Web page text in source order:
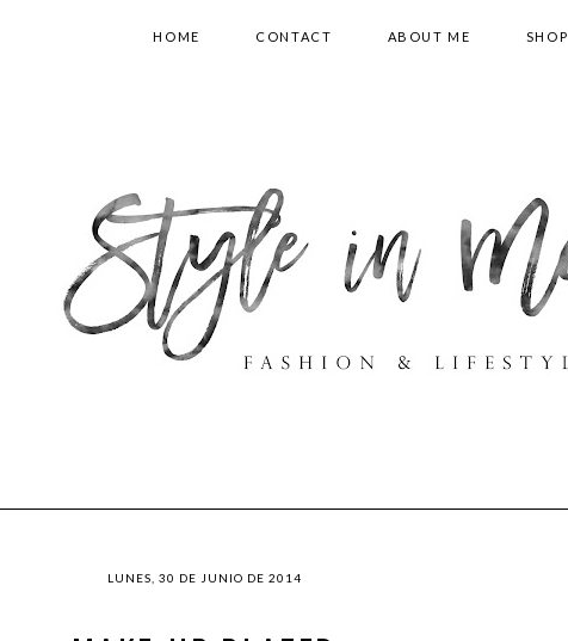
HOME CONTACT ABOUT ME SHOP
LUNES, 30 DE JUNIO DE 2014